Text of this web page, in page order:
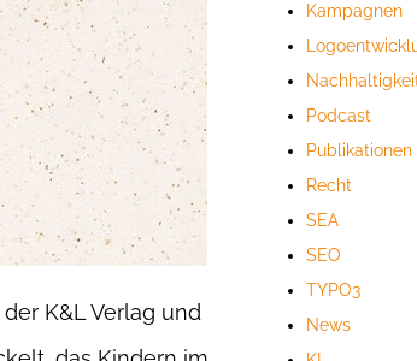
K&L Verlag und
Kampagnen
Podcast
Publikationen
Recht
SEA
SEO
TYPO3
News